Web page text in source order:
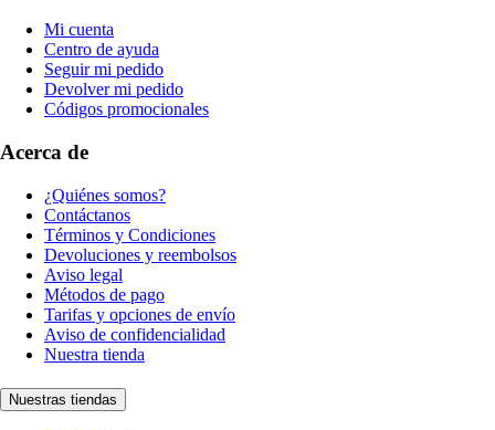
Mi cuenta
Centro de ayuda
Seguir mi pedido
Devolver mi pedido
Códigos promocionales
Acerca de
¿Quiénes somos?
Contáctanos
Términos y Condiciones
Devoluciones y reembolsos
Aviso legal
Métodos de pago
Tarifas y opciones de envío
Aviso de confidencialidad
Nuestra tienda
Nuestras tiendas